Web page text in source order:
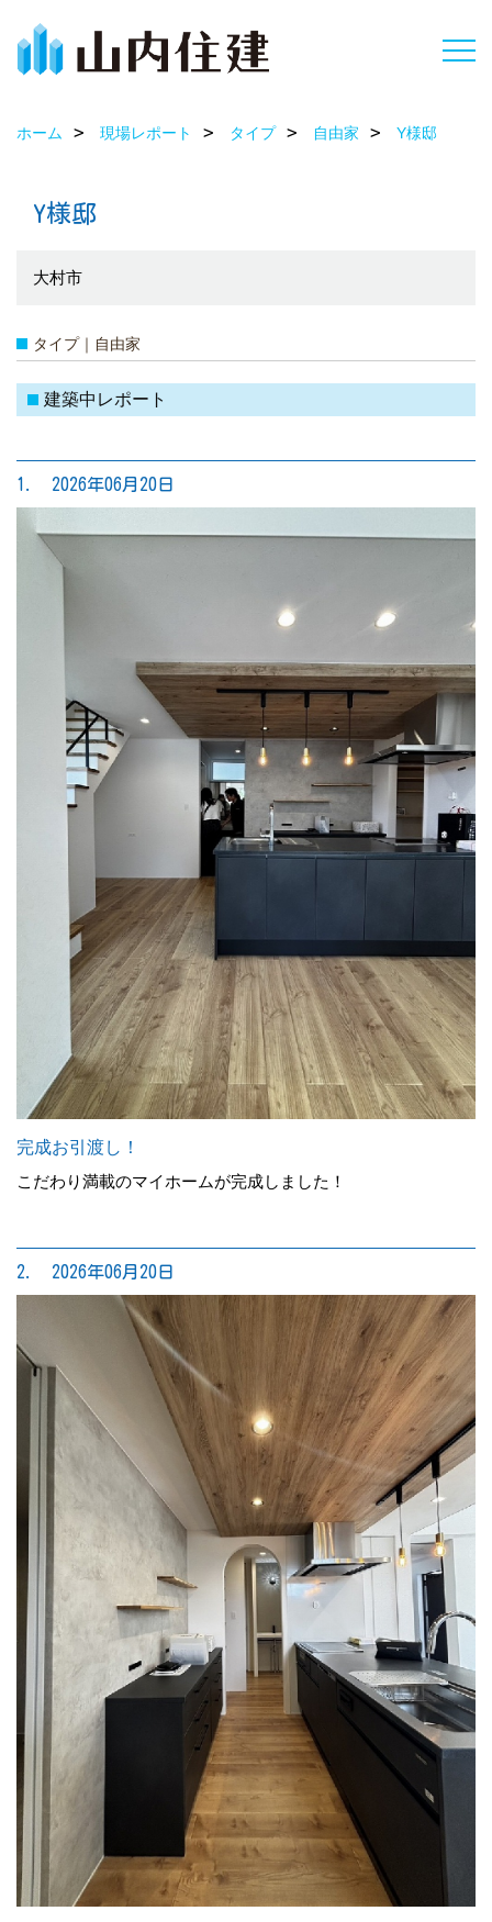
ホーム 現場レポート タイプ 自由家 Y様邸
Y様邸
大村市
タイプ｜自由家
建築中レポート
1. 2026年06月20日
完成お引渡し！
こだわり満載のマイホームが完成しました！
2. 2026年06月20日